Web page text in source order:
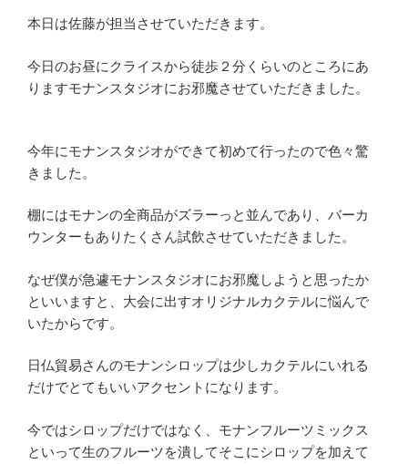
本日は佐藤が担当させていただきます。
今日のお昼にクライスから徒歩２分くらいのところにあ
りますモナンスタジオにお邪魔させていただきました。
今年にモナンスタジオができて初めて行ったので色々驚
きました。
棚にはモナンの全商品がズラーっと並んであり、バーカ
ウンターもありたくさん試飲させていただきました。
なぜ僕が急遽モナンスタジオにお邪魔しようと思ったか
といいますと、大会に出すオリジナルカクテルに悩んで
いたからです。
日仏貿易さんのモナンシロップは少しカクテルにいれる
だけでとてもいいアクセントになります。
今ではシロップだけではなく、モナンフルーツミックス
といって生のフルーツを潰してそこにシロップを加えて